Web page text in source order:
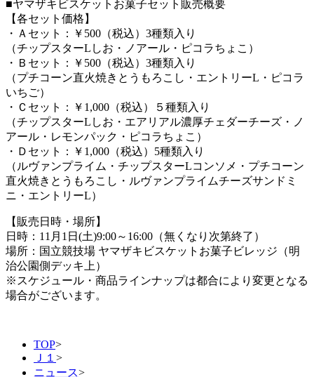
■ヤマザキビスケットお菓子セット販売概要
【各セット価格】
・Ａセット：￥500（税込）3種類入り
（チップスターLしお・ノアール・ピコラちょこ）
・Ｂセット：￥500（税込）3種類入り
（プチコーン直火焼きとうもろこし・エントリーL・ピコラ
いちご）
・Ｃセット：￥1,000（税込）５種類入り
（チップスターLしお・エアリアル濃厚チェダーチーズ・ノ
アール・レモンパック・ピコラちょこ）
・Ｄセット：￥1,000（税込）5種類入り
（ルヴァンプライム・チップスターLコンソメ・プチコーン
直火焼きとうもろこし・ルヴァンプライムチーズサンドミ
ニ・エントリーL）
【販売日時・場所】
日時：11月1日(土)9:00～16:00（無くなり次第終了）
場所：国立競技場 ヤマザキビスケットお菓子ビレッジ（明
治公園側デッキ上）
※スケジュール・商品ラインナップは都合により変更となる
場合がございます。
TOP>
Ｊ１ >
ニュース>